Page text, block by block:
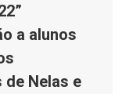
a alunos
de Nelas e